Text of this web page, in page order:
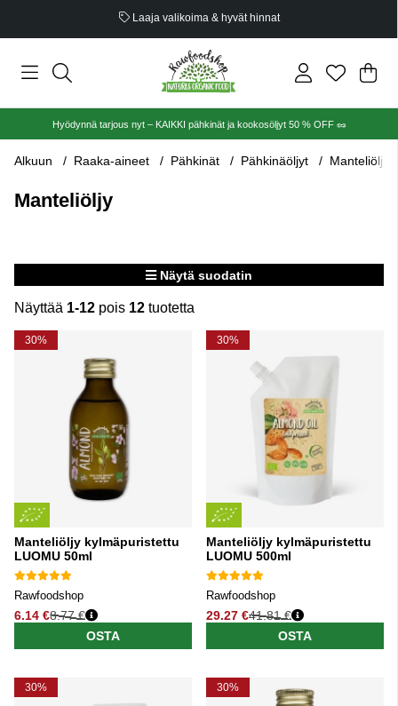
Luomusertifioitu
.
Hyödynnä tarjous nyt – KAIKKI pähkinät ja kookosöljyt 50 % OFF 🥜
Alkuun Raaka-aineet Pähkinät Pähkinäöljyt Manteliöljy
Manteliöljy
Näytä suodatin
Näyttää 1-12 pois 12 tuotetta
Tuotteet
30%
Manteliöljy kylmäpuristettu
LUOMU 50ml
Rawfoodshop
6.14 €
Normaali hinta
8.77 €
OSTA
30%
Manteliöljy kylmäpuristettu
LUOMU 500ml
Rawfoodshop
29.27 €
Normaali hinta
41.81 €
OSTA
30% 30%